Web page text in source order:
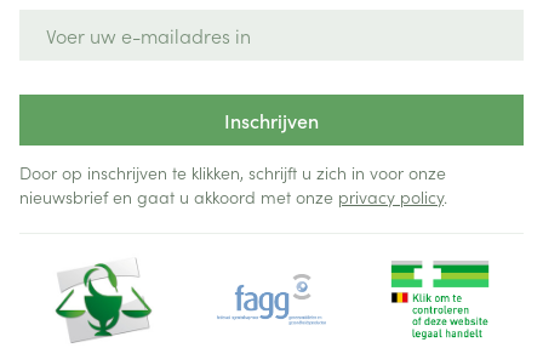
Inschrijven
Door op inschrijven te klikken, schrijft u zich in voor onze
nieuwsbrief en gaat u akkoord met onze privacy policy.